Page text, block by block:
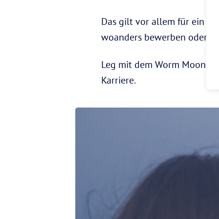
Das gilt vor allem für ein
woanders bewerben oder
Leg mit dem Worm Moon
Karriere.